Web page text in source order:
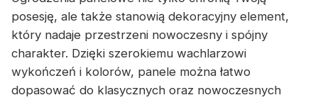
posesję, ale także stanowią dekoracyjny element,
który nadaje przestrzeni nowoczesny i spójny
charakter. Dzięki szerokiemu wachlarzowi
wykończeń i kolorów, panele można łatwo
dopasować do klasycznych oraz nowoczesnych